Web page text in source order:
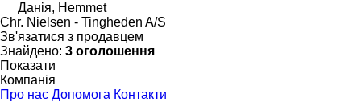
Данія, Hemmet
Chr. Nielsen - Tingheden A/S
Зв'язатися з продавцем
Знайдено: 3 оголошення
Показати
Компанія
Про нас Допомога Контакти